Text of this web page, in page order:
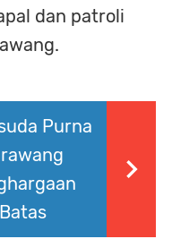
dan patroli
Purna